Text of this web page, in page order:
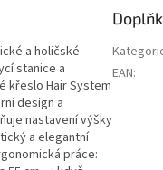
a holičské
stanice a
křeslo Hair System
design a
nastavení výšky
a elegantní
práce:
EAN: